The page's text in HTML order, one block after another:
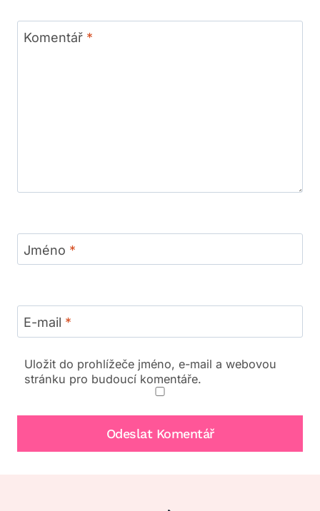
Komentář *
Jméno *
E-mail *
Uložit do prohlížeče jméno, e-mail a webovou
stránku pro budoucí komentáře.